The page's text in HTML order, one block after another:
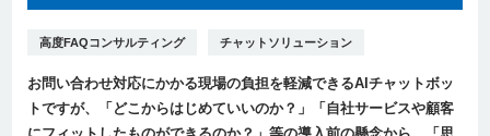
高度FAQコンサルティング チャットソリューション
お問い合わせ対応にかかる現場の負担を軽減できるAIチャットボッ
トですが、「どこからはじめていいのか？」「自社サービスや顧客